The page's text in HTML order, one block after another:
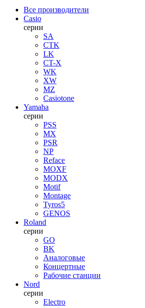
Все производители
Casio
серии
SA
CTK
LK
CT-X
WK
XW
MZ
Casiotone
Yamaha
серии
PSS
MX
PSR
NP
Reface
MOXF
MODX
Motif
Montage
Tyros5
GENOS
Roland
серии
GO
BK
Аналоговые
Концертные
Рабочие станции
Nord
серии
Electro